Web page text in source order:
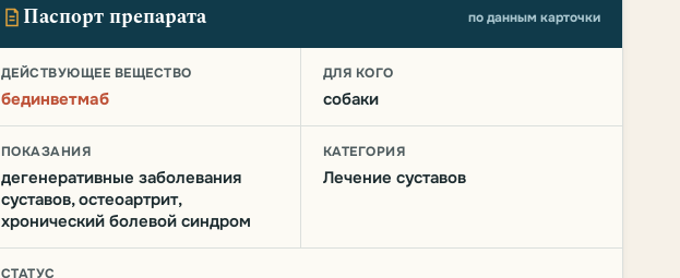
Паспорт препарата по данным карточки
ДЕЙСТВУЮЩЕЕ ВЕЩЕСТВО
бединветмаб
ДЛЯ КОГО
собаки
ПОКАЗАНИЯ
дегенеративные заболевания
суставов, остеоартрит,
хронический болевой синдром
КАТЕГОРИЯ
Лечение суставов
СТАТУС